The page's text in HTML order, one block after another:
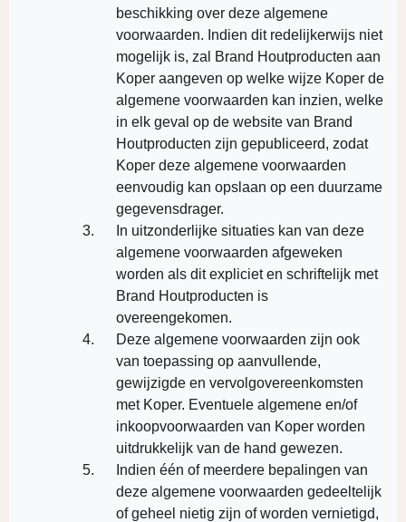
beschikking over deze algemene
voorwaarden. Indien dit redelijkerwijs niet
mogelijk is, zal Brand Houtproducten aan
Koper aangeven op welke wijze Koper de
algemene voorwaarden kan inzien, welke
in elk geval op de website van Brand
Houtproducten zijn gepubliceerd, zodat
Koper deze algemene voorwaarden
eenvoudig kan opslaan op een duurzame
gegevensdrager.
In uitzonderlijke situaties kan van deze
algemene voorwaarden afgeweken
worden als dit expliciet en schriftelijk met
Brand Houtproducten is
overeengekomen.
Deze algemene voorwaarden zijn ook
van toepassing op aanvullende,
gewijzigde en vervolgovereenkomsten
met Koper. Eventuele algemene en/of
inkoopvoorwaarden van Koper worden
uitdrukkelijk van de hand gewezen.
Indien één of meerdere bepalingen van
deze algemene voorwaarden gedeeltelijk
of geheel nietig zijn of worden vernietigd,